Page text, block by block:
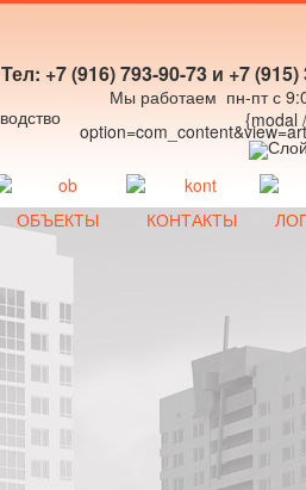
Тел: +7 (916) 793-90-73 и +7 (915)
Мы работаем пн-пт с
{modal
ОБЪЕКТЫ КОНТАКТЫ